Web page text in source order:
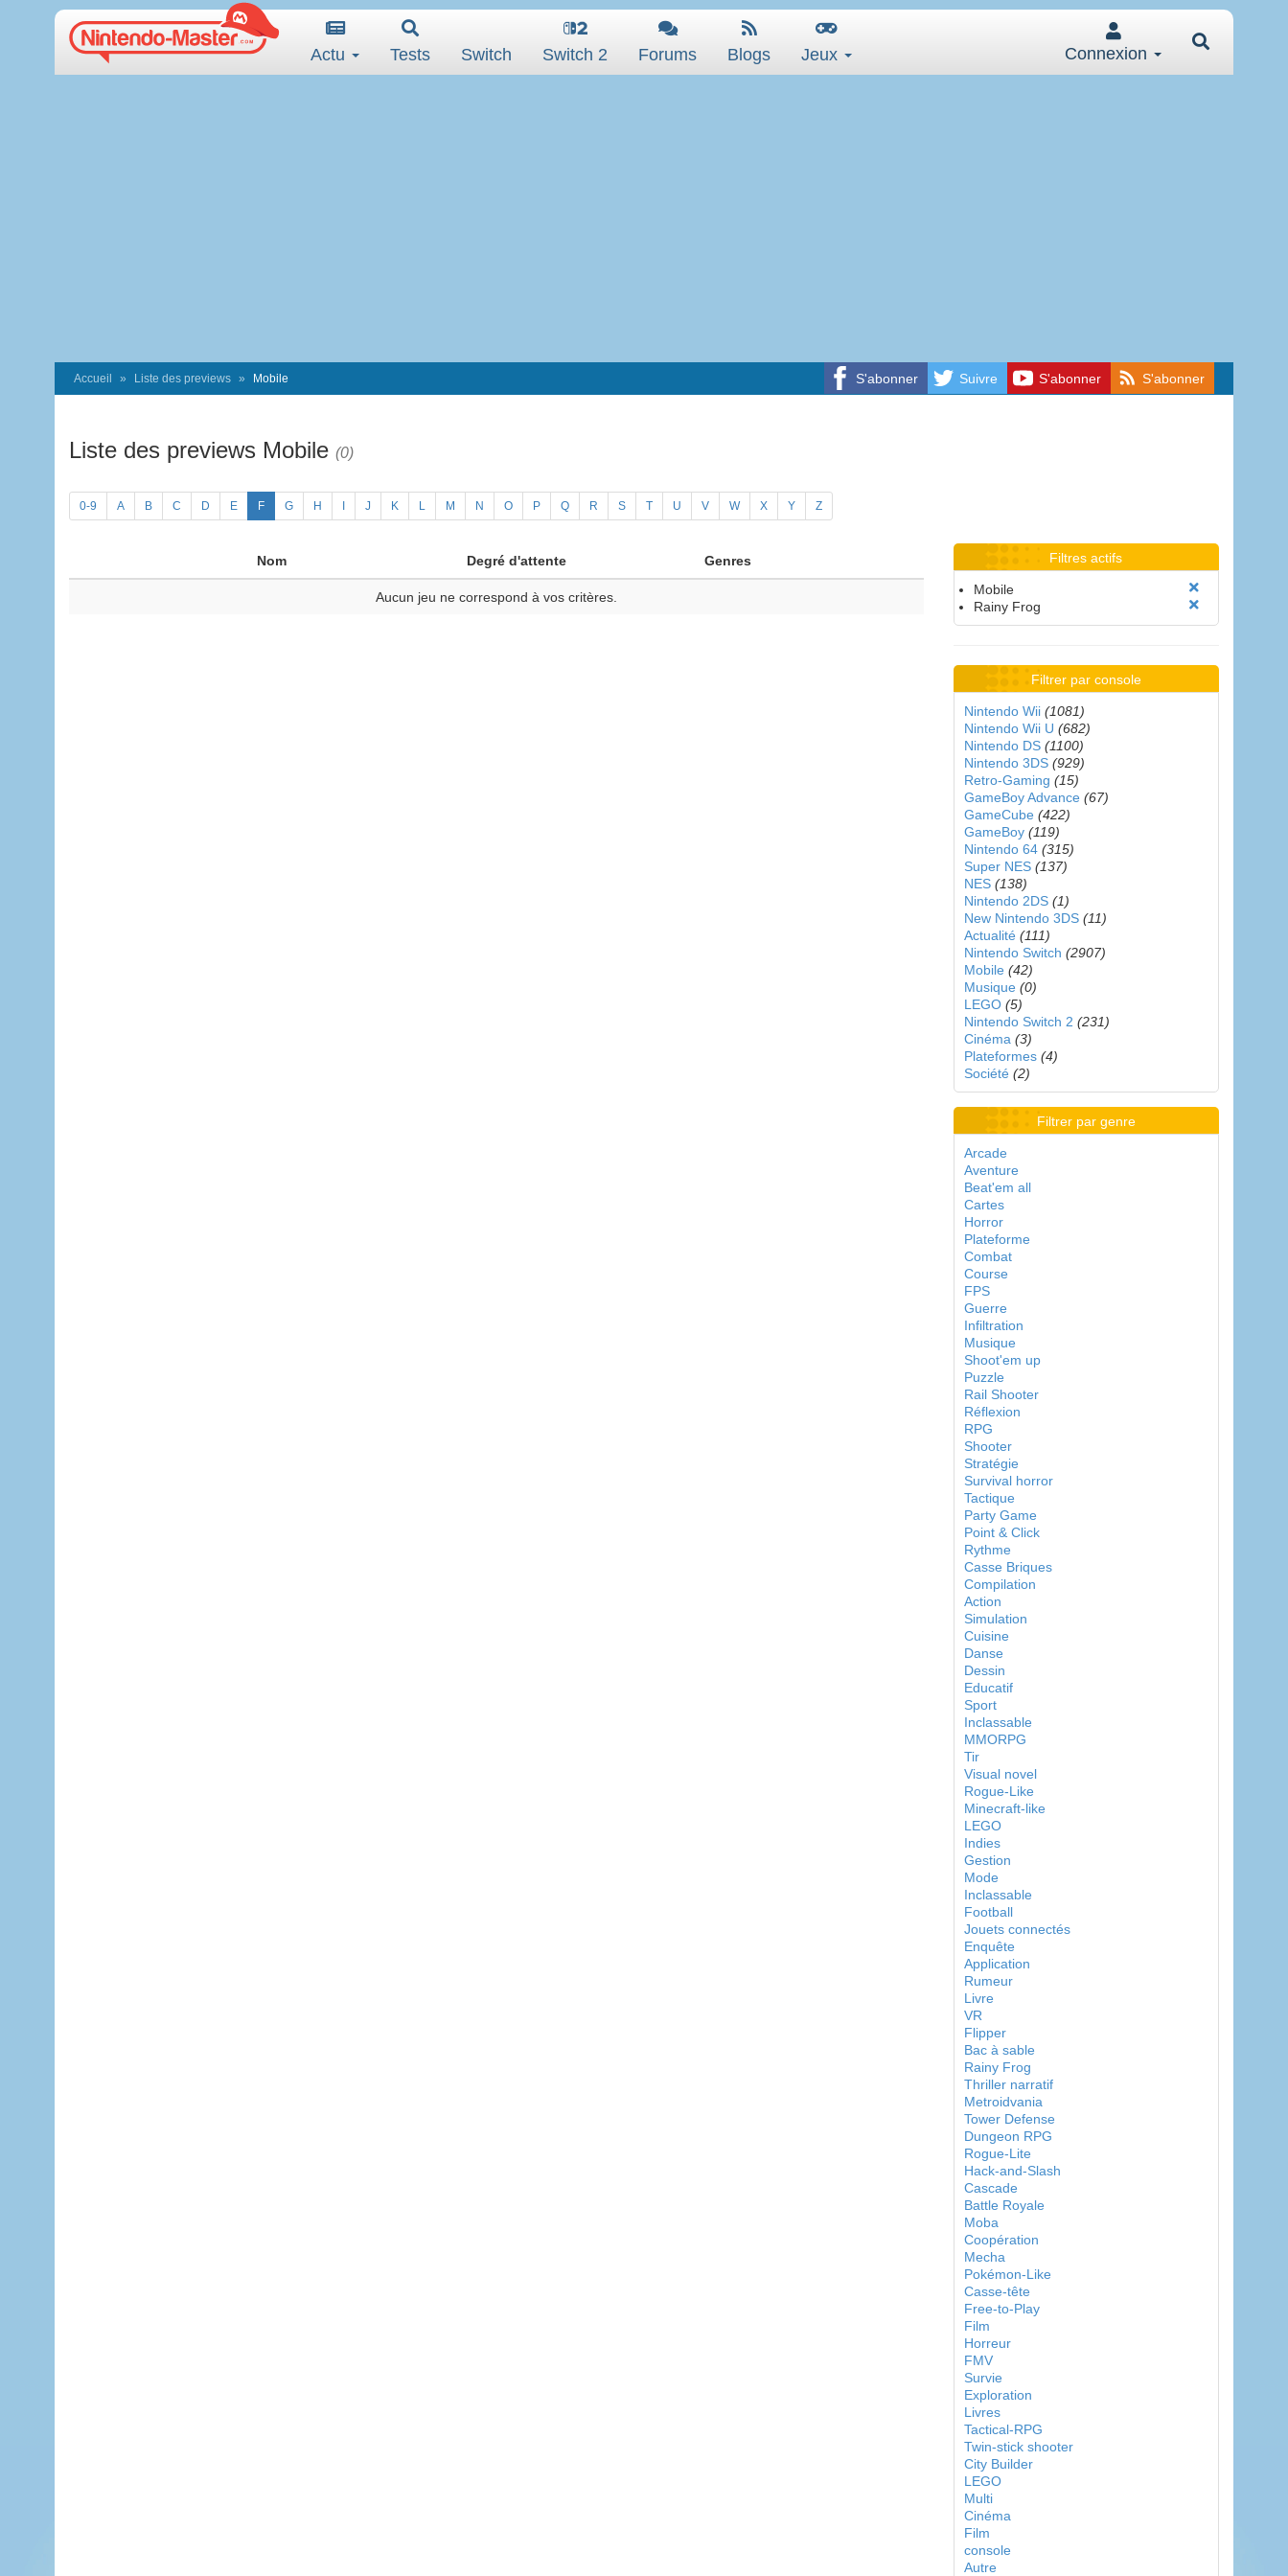
Actu Tests Switch Switch 2 Forums Blogs Jeux Connexion
S'abonner Suivre S'abonner S'abonner
Accueil Liste des previews Mobile
Liste des previews Mobile (0)
0-9 A B C D E F G H J K L M N O P Q R S T U V W X Y Z
Nom Degré d'attente Genres
Aucun jeu ne correspond à vos critères.
Filtres actifs
Mobile
Rainy Frog
Filtrer par console
Nintendo Wii (1081)
Nintendo Wii U (682)
Nintendo DS (1100)
Nintendo 3DS (929)
Retro-Gaming (15)
GameBoy Advance (67)
GameCube (422)
GameBoy (119)
Nintendo 64 (315)
Super NES (137)
NES (138)
Nintendo 2DS (1)
New Nintendo 3DS (11)
Actualité (111)
Nintendo Switch (2907)
Mobile (42)
Musique (0)
LEGO (5)
Nintendo Switch 2 (231)
Cinéma (3)
Plateformes (4)
Société (2)
Filtrer par genre
Arcade
Aventure
Beat'em all
Cartes
Horror
Plateforme
Combat
Course
FPS
Guerre
Infiltration
Musique
Shoot'em up
Puzzle
Rail Shooter
Réflexion
RPG
Shooter
Stratégie
Survival horror
Tactique
Party Game
Point & Click
Rythme
Casse Briques
Compilation
Action
Simulation
Cuisine
Danse
Dessin
Educatif
Sport
Inclassable
MMORPG
Tir
Visual novel
Rogue-Like
Minecraft-like
LEGO
Indies
Gestion
Mode
Inclassable
Football
Jouets connectés
Enquête
Application
Rumeur
Livre
VR
Flipper
Bac à sable
Rainy Frog
Thriller narratif
Metroidvania
Tower Defense
Dungeon RPG
Rogue-Lite
Hack-and-Slash
Cascade
Battle Royale
Moba
Coopération
Mecha
Pokémon-Like
Casse-tête
Free-to-Play
Film
Horreur
FMV
Survie
Exploration
Livres
Tactical-RPG
Twin-stick shooter
City Builder
LEGO
Multi
Cinéma
Film
console
Autre